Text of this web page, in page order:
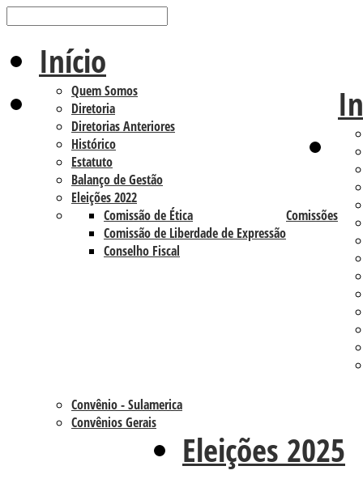
Início
Quem Somos
Diretoria
Diretorias Anteriores
Histórico
Estatuto
Balanço de Gestão
Eleições 2022
Comissões
Comissão de Ética
Comissão de Liberdade de Expressão
Conselho Fiscal
Convênio - Sulamerica
Convênios Gerais
Eleições 2025